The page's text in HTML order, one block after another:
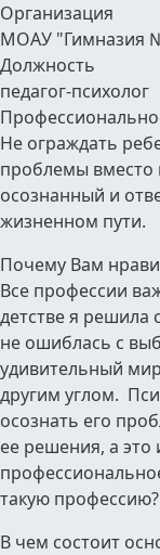
Организация
МОАУ "Гимназия
Должность
педагог-психолог
Не ограждать
проблемы вместо
осознанный и
жизненном пути.
Почему Вам
Все профессии
детстве я решила
не ошиблась с
удивительный
другим углом.
осознать его
ее решения, а это
такую
В чем состоит